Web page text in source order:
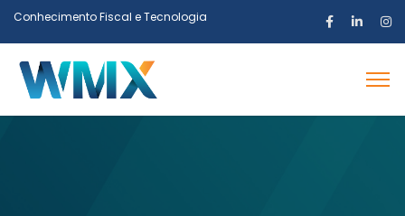
Conhecimento Fiscal e Tecnologia